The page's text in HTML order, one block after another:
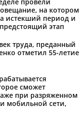
на котором
истекший период и
этап
труда, преданный
отметил 55-летие
сможет
при разряженном
мобильной сети,